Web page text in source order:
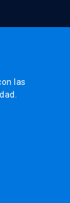
las